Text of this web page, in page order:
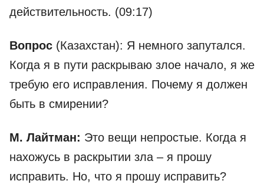
действительность. (09:17)
Вопрос (Казахстан): Я немного запутался.
Когда я в пути раскрываю злое начало, я же
требую его исправления. Почему я должен
быть в смирении?
М. Лайтман: Это вещи непростые. Когда я
нахожусь в раскрытии зла – я прошу
исправить. Но, что я прошу исправить?